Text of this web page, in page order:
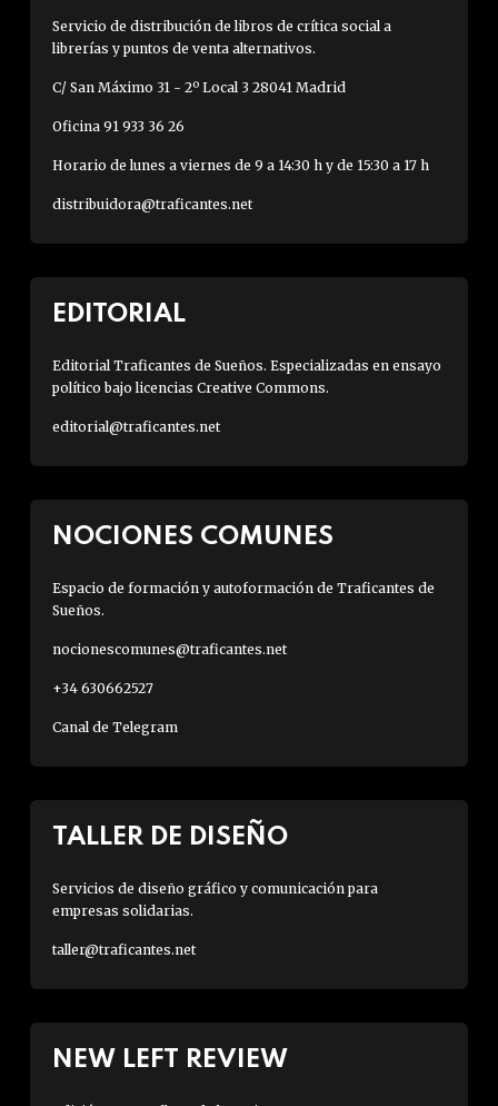
Servicio de distribución de libros de crítica social a
librerías y puntos de venta alternativos.
C/ San Máximo 31 - 2º Local 3 28041 Madrid
Oficina 91 933 36 26
Horario de lunes a viernes de 9 a 14:30 h y de 15:30 a 17 h
distribuidora@traficantes.net
EDITORIAL
Editorial Traficantes de Sueños. Especializadas en ensayo
político bajo licencias Creative Commons.
editorial@traficantes.net
NOCIONES COMUNES
Espacio de formación y autoformación de Traficantes de
Sueños.
nocionescomunes@traficantes.net
+34 630662527
Canal de Telegram
TALLER DE DISEÑO
Servicios de diseño gráfico y comunicación para
empresas solidarias.
taller@traficantes.net
NEW LEFT REVIEW